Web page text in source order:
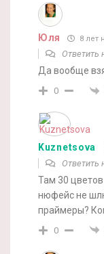
Юля 8 лет
Ответить
Да вообще
0
Kuznetsova
Ответить
Там 30
нюфейс не
праймеры?
0